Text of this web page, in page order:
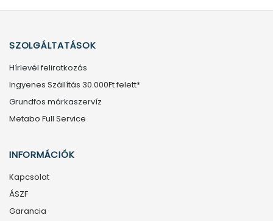
SZOLGÁLTATÁSOK
Hírlevél feliratkozás
Ingyenes Szállítás 30.000Ft felett*
Grundfos márkaszervíz
Metabo Full Service
INFORMÁCIÓK
Kapcsolat
ÁSZF
Garancia